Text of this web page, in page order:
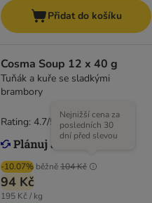
Přidat do košíku
Cosma Soup 12 x 40 g
Tuňák a kuře se sladkými
brambory
-10.07% běžně104 Kč
Nejnižší cena za
posledních 30
dní před slevou
94 Kč
195 Kč / kg
Rating: 4.7/5 (